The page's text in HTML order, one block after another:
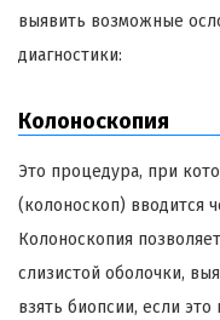
выявить возможные
диагностики:
Колоноскопия
Это процедура, при
(колоноскоп) вводится
Колоноскопия
слизистой оболочки,
взять биопсии, если это